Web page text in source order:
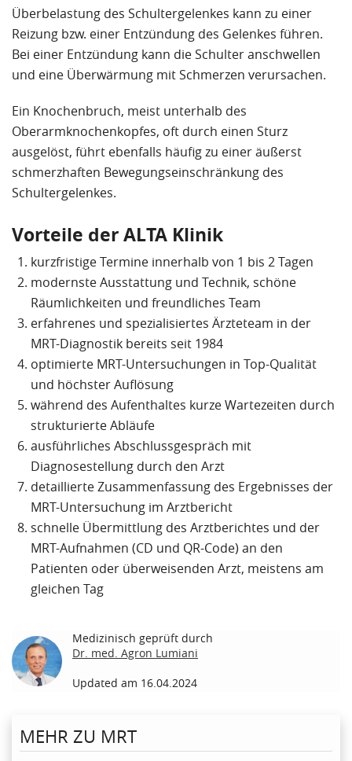
Überbelastung des Schultergelenkes kann zu einer
Reizung bzw. einer Entzündung des Gelenkes führen.
Bei einer Entzündung kann die Schulter anschwellen
und eine Überwärmung mit Schmerzen verursachen.
Ein Knochenbruch, meist unterhalb des
Oberarmknochenkopfes, oft durch einen Sturz
ausgelöst, führt ebenfalls häufig zu einer äußerst
schmerzhaften Bewegungseinschränkung des
Schultergelenkes.
Vorteile der ALTA Klinik
kurzfristige Termine innerhalb von 1 bis 2 Tagen
modernste Ausstattung und Technik, schöne
Räumlichkeiten und freundliches Team
erfahrenes und spezialisiertes Ärzteteam in der
MRT-Diagnostik bereits seit 1984
optimierte MRT-Untersuchungen in Top-Qualität
und höchster Auflösung
während des Aufenthaltes kurze Wartezeiten durch
strukturierte Abläufe
ausführliches Abschlussgespräch mit
Diagnosestellung durch den Arzt
detaillierte Zusammenfassung des Ergebnisses der
MRT-Untersuchung im Arztbericht
schnelle Übermittlung des Arztberichtes und der
MRT-Aufnahmen (CD und QR-Code) an den
Patienten oder überweisenden Arzt, meistens am
gleichen Tag
Medizinisch geprüft durch
Dr. med. Agron Lumiani
Updated am 16.04.2024
MEHR ZU MRT